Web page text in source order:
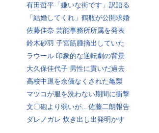
有田哲平「嫌いな街です」訳語る
「結婚してくれ」鶴瓶が公開求婚
佐藤佳奈 芸能事務所所属を発表
鈴木砂羽 子宮筋腫摘出していた
ラウール 印象的な逆転劇の背景
大久保佳代子 男性に貢いだ過去
高校中退を余儀なくされた亀梨
マツコが服を洗わない期間に衝撃
文〇砲より弱いが…佐藤二朗報告
ダレノガレ 炊き出し出発明かす